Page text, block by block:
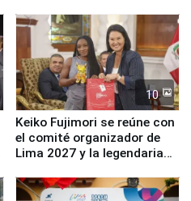
10
Keiko Fujimori se reúne con
el comité organizador de
Lima 2027 y la legendaria